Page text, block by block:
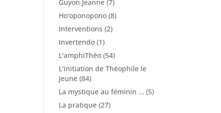
Guyon Jeanne (7)
Ho'oponopono (8)
Interventions (2)
Invertendo (1)
L'amphiThéo (54)
L'initiation de Théophile le
Jeune (84)
La mystique au féminin … (5)
La pratique (27)